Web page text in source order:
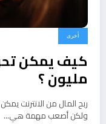
أخرى
مليون ؟
ولكن أصعب مهمة هي…